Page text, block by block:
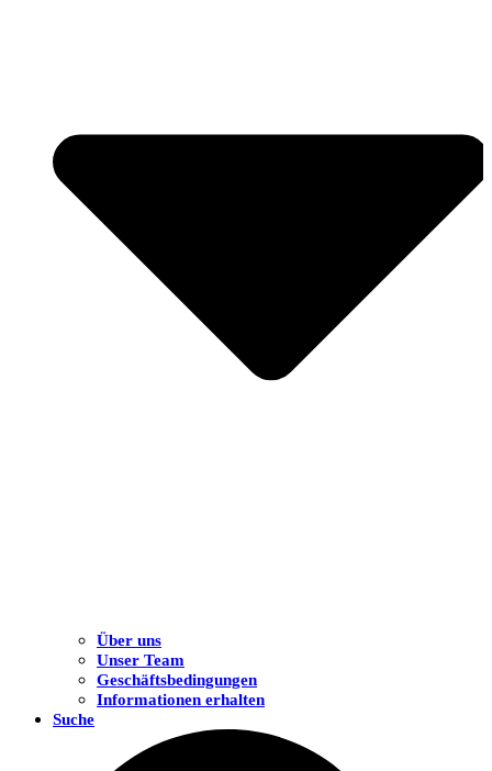
Über uns
Unser Team
Geschäftsbedingungen
Informationen erhalten
Suche